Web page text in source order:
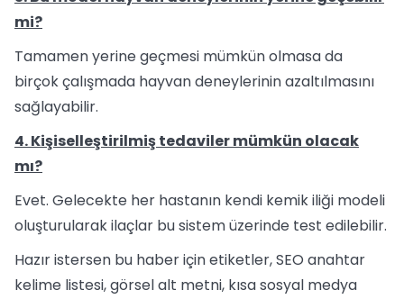
mi?
Tamamen yerine geçmesi mümkün olmasa da
birçok çalışmada hayvan deneylerinin azaltılmasını
sağlayabilir.
4. Kişiselleştirilmiş tedaviler mümkün olacak
mı?
Evet. Gelecekte her hastanın kendi kemik iliği modeli
oluşturularak ilaçlar bu sistem üzerinde test edilebilir.
Hazır istersen bu haber için etiketler, SEO anahtar
kelime listesi, görsel alt metni, kısa sosyal medya